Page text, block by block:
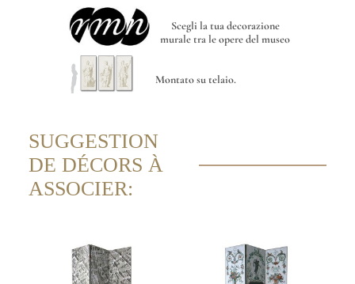
Scegli la tua decorazione
murale tra le opere del museo
Montato su telaio.
SUGGESTION
DE DÉCORS À
ASSOCIER: